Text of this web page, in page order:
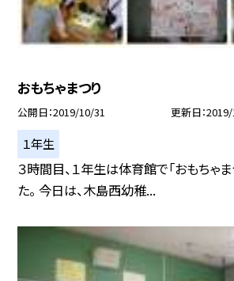
おもちゃまつり
公開日 2019/10/31 更新日
１年生
３時間目、１年生は体育館で「おもちゃ
た。 今日は、木島西幼稚...